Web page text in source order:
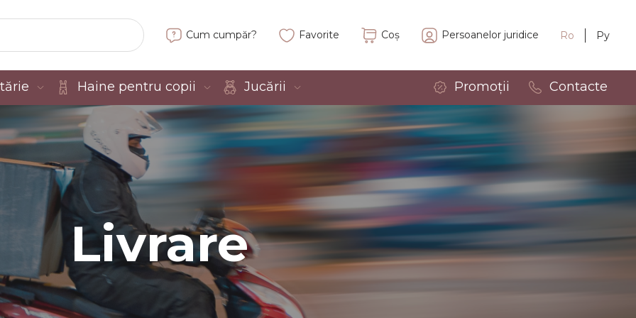
baieti
Cum cumpăr? Favorite Coș Persoanelor juridice Ro Ру
Haine pentru copii Jucării Promoții Contacte
Livrare